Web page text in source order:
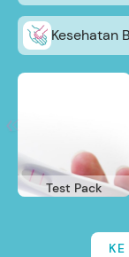
Kesehatan
Test Pack